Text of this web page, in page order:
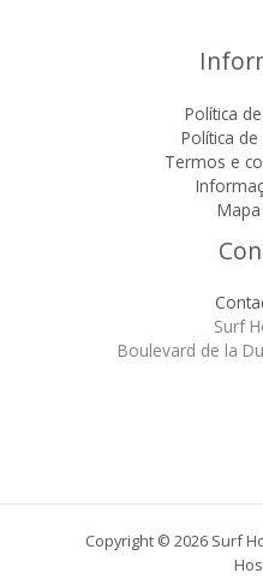
Política
Política de
Termos e
Surf
Boulevard de la
Copyright © 2026 Surf